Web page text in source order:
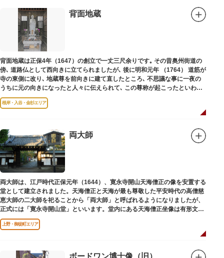
背面地蔵
背面地蔵は正保4年（1647）の創立で一丈三尺余りです｡ その昔奥州街道の
傍､ 道路仏として西向きに立てられましたが､ 後に明和元年 （1764） 道筋が
寺の東側に改り､ 地蔵尊を前向きに建て直したところ､ 不思議な事に一夜の
うちに元の向きになったと人々に伝えられて､ この尊称が起こったといわれ
ています｡薬王寺（やくおうじ）にあります。
根岸・入谷・金杉エリア
両大師
両大師は、江戸時代正保元年（1644）、寛永寺開山天海僧正の像を安置する
堂として建立されました。天海僧正と天海が最も尊敬した平安時代の高僧慈
恵大師の二大師を祀ることから「両大師」と呼ばれるようになりましたが、
正式には「寛永寺開山堂」といいます。堂内にある天海僧正坐像は有形文化
財に指定されています。
上野・御徒町エリア
ボードワン博士像（旧）